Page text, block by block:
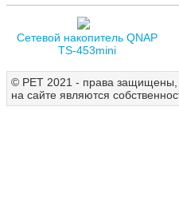
Сетевой накопитель QNAP
TS-453mini
© РЕТ 2021 - права защищены,
на сайте являются